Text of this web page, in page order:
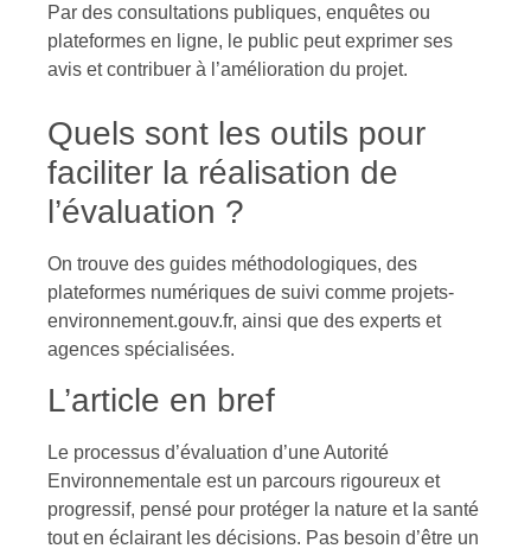
Par des consultations publiques, enquêtes ou
plateformes en ligne, le public peut exprimer ses
avis et contribuer à l’amélioration du projet.
Quels sont les outils pour
faciliter la réalisation de
l’évaluation ?
On trouve des guides méthodologiques, des
plateformes numériques de suivi comme projets-
environnement.gouv.fr, ainsi que des experts et
agences spécialisées.
L’article en bref
Le processus d’évaluation d’une Autorité
Environnementale est un parcours rigoureux et
progressif, pensé pour protéger la nature et la santé
tout en éclairant les décisions. Pas besoin d’être un